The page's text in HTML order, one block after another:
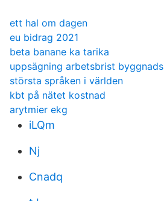
ett hal om dagen
eu bidrag 2021
beta banane ka tarika
uppsägning arbetsbrist byggnads
största språken i världen
kbt på nätet kostnad
arytmier ekg
iLQm
Nj
Cnadq